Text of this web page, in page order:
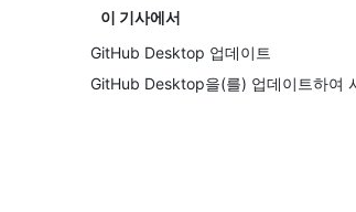
이 기사에서
GitHub Desktop 업데이트
GitHub Desktop을(를) 업데이트하여